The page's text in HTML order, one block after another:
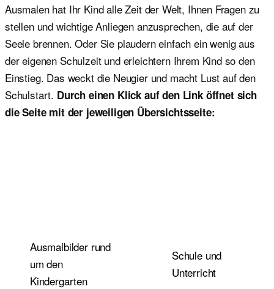
Ausmalen hat Ihr Kind alle Zeit der Welt, Ihnen Fragen zu
stellen und wichtige Anliegen anzusprechen, die auf der
Seele brennen. Oder Sie plaudern einfach ein wenig aus
der eigenen Schulzeit und erleichtern Ihrem Kind so den
Einstieg. Das weckt die Neugier und macht Lust auf den
Schulstart. Durch einen Klick auf den Link öffnet sich
die Seite mit der jeweiligen Übersichtsseite:
Ausmalbilder rund
um den
Kindergarten
Schule und
Unterricht